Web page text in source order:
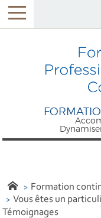
Formation
Vous êtes un
Témoignages